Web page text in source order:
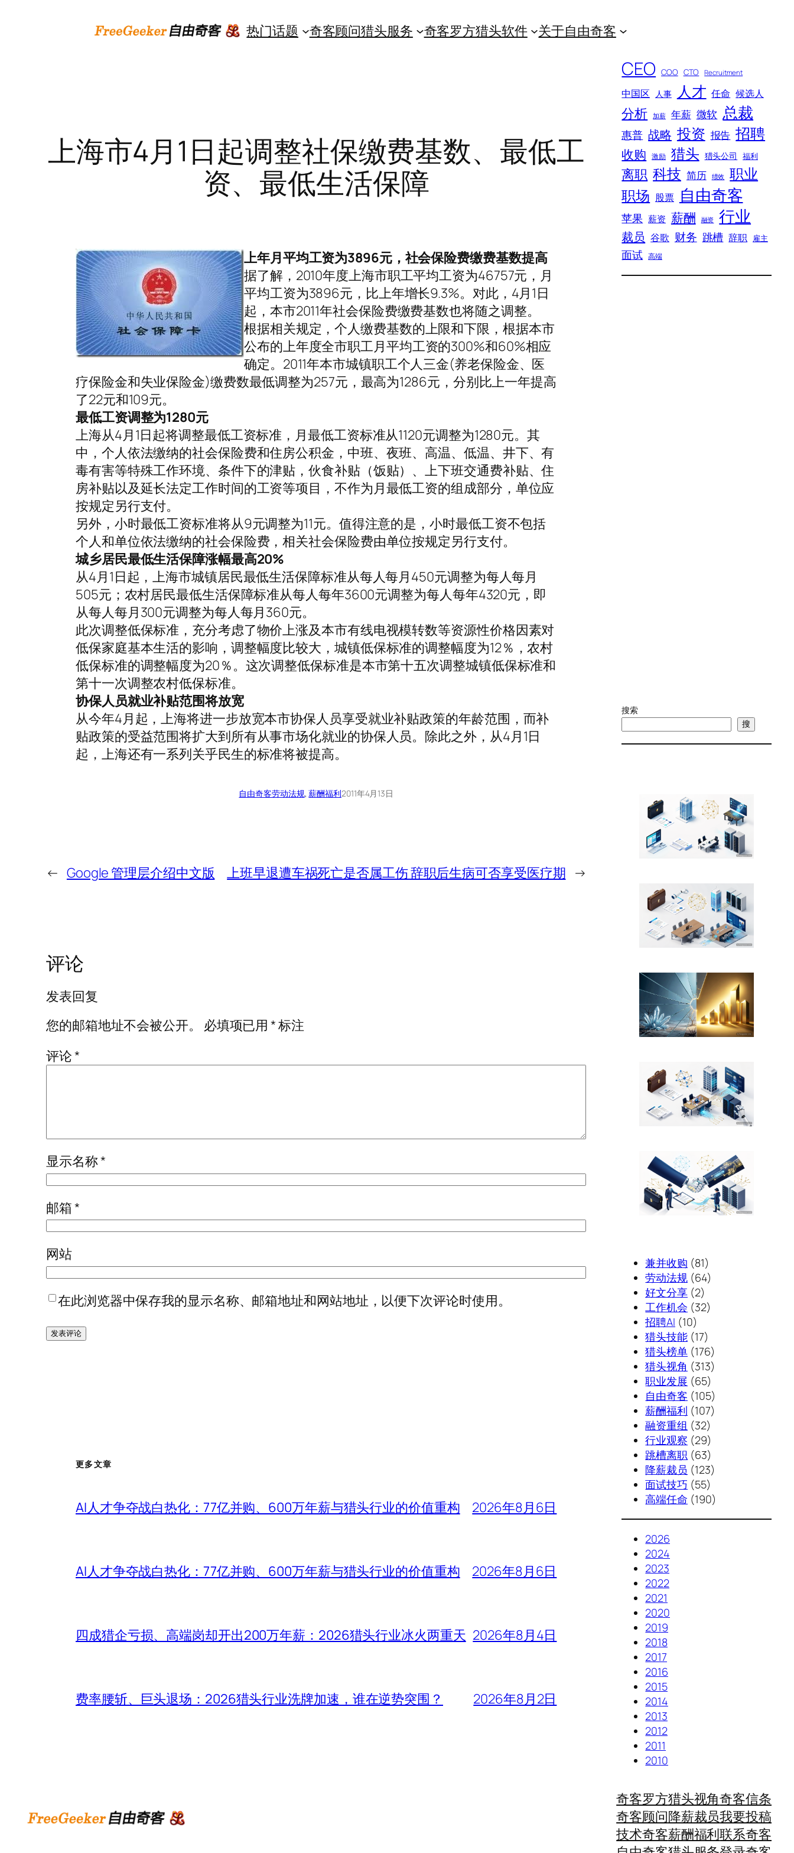
热门话题 奇客顾问猎头服务 奇客罗方猎头软件 关于自由奇客
上海市4月1日起调整社保缴费基数、最低工
资、最低生活保障
上年月平均工资为3896元，社会保险费缴费基数提高
据了解，2010年度上海市职工平均工资为46757元，月
平均工资为3896元，比上年增长9.3%。对此，4月1日
起，本市2011年社会保险费缴费基数也将随之调整。
根据相关规定，个人缴费基数的上限和下限，根据本市
公布的上年度全市职工月平均工资的300%和60%相应
确定。2011年本市城镇职工个人三金(养老保险金、医
疗保险金和失业保险金)缴费数最低调整为257元，最高为1286元，分别比上一年提高
了22元和109元。
最低工资调整为1280元
上海从4月1日起将调整最低工资标准，月最低工资标准从1120元调整为1280元。其
中，个人依法缴纳的社会保险费和住房公积金，中班、夜班、高温、低温、井下、有
毒有害等特殊工作环境、条件下的津贴，伙食补贴（饭贴）、上下班交通费补贴、住
房补贴以及延长法定工作时间的工资等项目，不作为月最低工资的组成部分，单位应
按规定另行支付。
另外，小时最低工资标准将从9元调整为11元。值得注意的是，小时最低工资不包括
个人和单位依法缴纳的社会保险费，相关社会保险费由单位按规定另行支付。
城乡居民最低生活保障涨幅最高20%
从4月1日起，上海市城镇居民最低生活保障标准从每人每月450元调整为每人每月
505元；农村居民最低生活保障标准从每人每年3600元调整为每人每年4320元，即
从每人每月300元调整为每人每月360元。
此次调整低保标准，充分考虑了物价上涨及本市有线电视模转数等资源性价格因素对
低保家庭基本生活的影响，调整幅度比较大，城镇低保标准的调整幅度为12％，农村
低保标准的调整幅度为20％。这次调整低保标准是本市第十五次调整城镇低保标准和
第十一次调整农村低保标准。
协保人员就业补贴范围将放宽
从今年4月起，上海将进一步放宽本市协保人员享受就业补贴政策的年龄范围，而补
贴政策的受益范围将扩大到所有从事市场化就业的协保人员。除此之外，从4月1日
起，上海还有一系列关乎民生的标准将被提高。
自由奇客劳动法规, 薪酬福利2011年4月13日
← Google 管理层介绍中文版 上班早退遭车祸死亡是否属工伤 辞职后生病可否享受医疗期 →
评论
发表回复
您的邮箱地址不会被公开。
必填项已用*标注
评论*
显示名称*
邮箱*
网站
在此浏览器中保存我的显示名称、邮箱地址和网站地址，以便下次评论时使用。
更多文章
AI人才争夺战白热化：77亿并购、600万年薪与猎头行业的价值重构 2026年8月6日
AI人才争夺战白热化：77亿并购、600万年薪与猎头行业的价值重构 2026年8月6日
四成猎企亏损、高端岗却开出200万年薪：2026猎头行业冰火两重天 2026年8月4日
费率腰斩、巨头退场：2026猎头行业洗牌加速，谁在逆势突围？ 2026年8月2日
CEO COO CTO Recruitment
中国区 人事 人才 任命 候选人
分析 加薪 年薪 微软 总裁
惠普 战略 投资 报告 招聘
收购 激励 猎头 猎头公司 福利
离职 科技 简历 绩效 职业
职场 股票 自由奇客
苹果 薪资 薪酬 融资 行业
裁员 谷歌 财务 跳槽 辞职 雇主
面试 高端
搜索
搜
兼并收购 (81)
劳动法规 (64)
好文分享 (2)
工作机会 (32)
招聘AI (10)
猎头技能 (17)
猎头榜单 (176)
猎头视角 (313)
职业发展 (65)
自由奇客 (105)
薪酬福利 (107)
融资重组 (32)
行业观察 (29)
跳槽离职 (63)
降薪裁员 (123)
面试技巧 (55)
高端任命 (190)
2026
2024
2023
2022
2021
2020
2019
2018
2017
2016
2015
2014
2013
2012
2011
2010
奇客罗方
奇客顾问
技术奇客
猎头视角
降薪裁员
薪酬福利
奇客信条
我要投稿
联系奇客